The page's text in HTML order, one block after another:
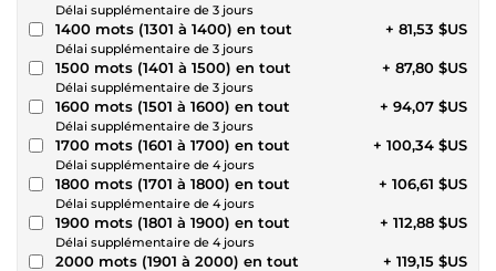
Délai supplémentaire de 3 jours
1400 mots (1301 à 1400) en tout
Délai supplémentaire de 3 jours
+ 81,53 $US
1500 mots (1401 à 1500) en tout
Délai supplémentaire de 3 jours
+ 87,80 $US
1600 mots (1501 à 1600) en tout
Délai supplémentaire de 3 jours
+ 94,07 $US
1700 mots (1601 à 1700) en tout
Délai supplémentaire de 4 jours
+ 100,34 $US
1800 mots (1701 à 1800) en tout
Délai supplémentaire de 4 jours
+ 106,61 $US
1900 mots (1801 à 1900) en tout
Délai supplémentaire de 4 jours
+ 112,88 $US
2000 mots (1901 à 2000) en tout + 119,15 $US